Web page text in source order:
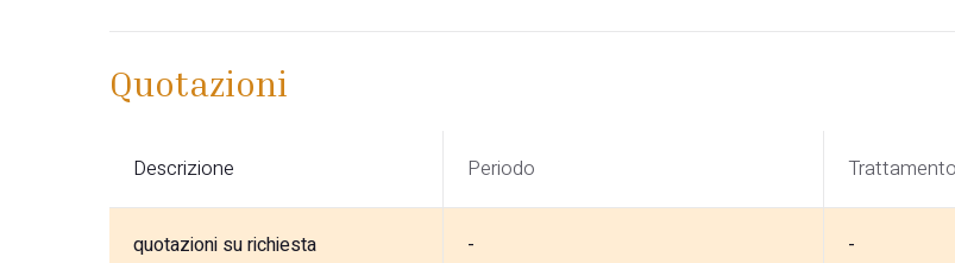
Quotazioni
Descrizione Periodo Trattamento
quotazioni su richiesta - -